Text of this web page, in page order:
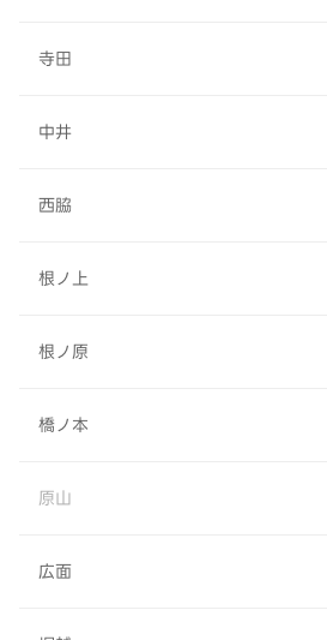
寺田
中井
西脇
根ノ上
根ノ原
橋ノ本
原山
広面